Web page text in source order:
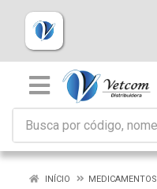
INÍCIO
MEDICAMENTOS